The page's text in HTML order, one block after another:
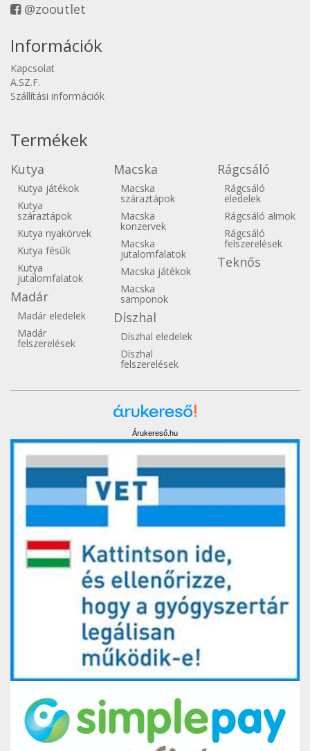
@zooutlet
Információk
Kapcsolat
A.SZ.F.
Szállítási információk
Termékek
Kutya
Kutya játékok
Kutya
száraztápok
Kutya nyakörvek
Kutya fésűk
Kutya
jutalomfalatok
Madár
Madár eledelek
Madár
felszerelések
Macska
Macska
száraztápok
Macska
konzervek
Macska
jutalomfalatok
Macska játékok
Macska
samponok
Díszhal
Díszhal eledelek
Díszhal
felszerelések
Rágcsáló
Rágcsáló
eledelek
Rágcsáló almok
Rágcsáló
felszerelések
Teknős
Árukereső.hu